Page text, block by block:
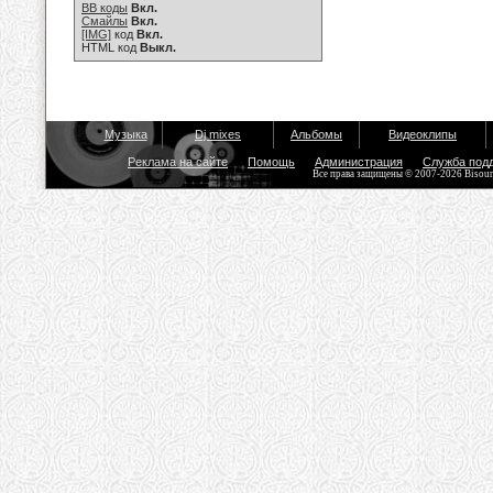
BB коды Вкл.
Смайлы Вкл.
[IMG] код Вкл.
HTML код Выкл.
Музыка Dj mixes Альбомы Видеоклипы
Реклама на сайте Помощь Администрация Служба
Все права защищены © 2007-2026